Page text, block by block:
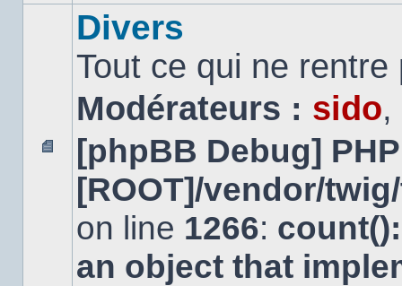
Aucun
message
non
Divers
Tout ce qui ne
Modérateurs : sido,
[phpBB Debug]
[ROOT]/vendor/
on line 1266:
an object that